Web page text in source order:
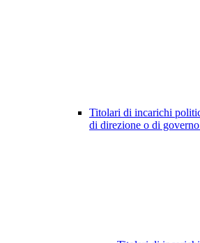
Titolari di incarichi
di direzione o di governo